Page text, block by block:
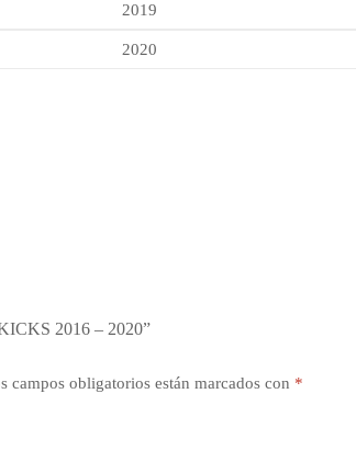
2019
2020
2016 – 2020”
campos obligatorios están marcados con *